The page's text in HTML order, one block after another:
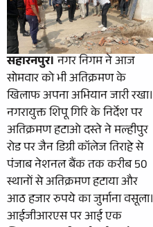
सहारनपुर।नगर निगम ने आज
सोमवार को भी अतिक्रमण के
खिलाफ अपना अभियान जारी रखा।
नगरायुक्त शिपू गिरि के निर्देश पर
अतिक्रमण हटाओ दस्ते ने मल्हीपुर
रोड पर जैन डिग्री कॉलेज तिराहे से
पंजाब नेशनल बैंक तक करीब 50
स्थानों से अतिक्रमण हटाया और
आठ हजार रुपये का जुर्माना वसूला।
आईजीआरएस पर आई एक